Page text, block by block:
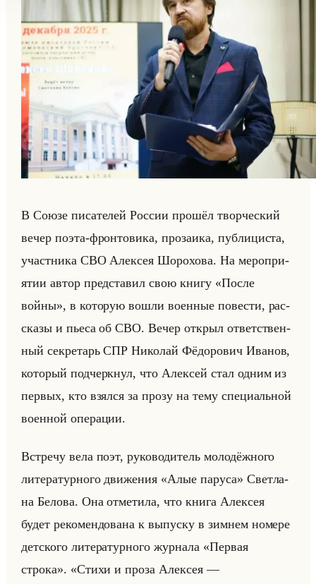
В Союзе пи­са­те­лей Рос­сии про­шёл твор­че­ский
вечер поэта-фрон­то­ви­ка, про­за­ика, пуб­ли­ци­ста,
участ­ни­ка СВО Алек­сея Шо­ро­хо­ва. На ме­ро­при­
ятии автор пред­ста­вил свою книгу «После
войны», в ко­то­рую вошли во­ен­ные по­ве­сти, рас­
ска­зы и пьеса об СВО. Вечер от­крыл от­вет­ствен­
ный сек­ре­тарь СПР Ни­ко­лай Фё­до­ро­вич Ива­нов,
ко­то­рый под­черк­нул, что Алек­сей стал одним из
пер­вых, кто взял­ся за прозу на тему спе­ци­альной
во­ен­ной опе­ра­ции.
Встре­чу вела поэт, ру­ко­во­ди­тель мо­ло­дёж­но­го
ли­те­ра­тур­но­го дви­же­ния «Алые паруса» Свет­ла­
на Бе­ло­ва. Она от­ме­ти­ла, что книга Алек­сея
будет ре­ко­мен­до­ва­на к вы­пус­ку в зим­нем но­ме­ре
дет­ско­го ли­те­ра­тур­но­го жур­на­ла «Первая
строка». «Стихи и проза Алексея —